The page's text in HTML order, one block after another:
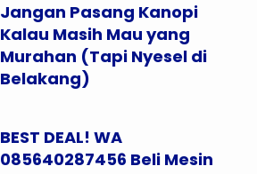
Jangan Pasang Kanopi
Kalau Masih Mau yang
Murahan (Tapi Nyesel di
Belakang)
BEST DEAL! WA
085640287456 Beli Mesin